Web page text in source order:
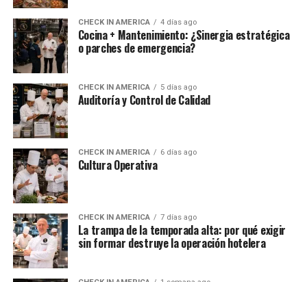
CHECK IN AMERICA 4 días ago
Cocina + Mantenimiento: ¿Sinergia estratégica
o parches de emergencia?
CHECK IN AMERICA 5 días ago
Auditoría y Control de Calidad
CHECK IN AMERICA 6 días ago
Cultura Operativa
CHECK IN AMERICA 7 días ago
La trampa de la temporada alta: por qué exigir
sin formar destruye la operación hotelera